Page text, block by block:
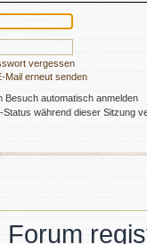
vergessen
Mail erneut senden
Besuch automatisch anmelden
Status während dieser Sitzung